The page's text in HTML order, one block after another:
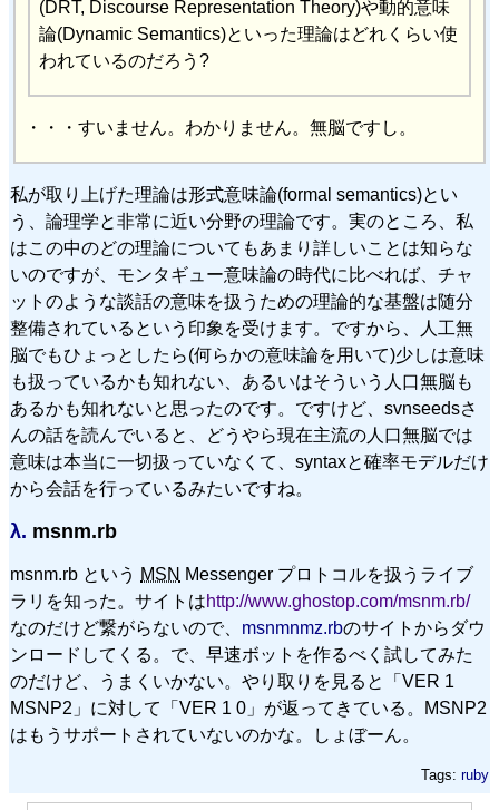
(DRT, Discourse Representation Theory)や動的意味
論(Dynamic Semantics)といった理論はどれくらい使
われているのだろう?
・・・すいません。わかりません。無脳ですし。
私が取り上げた理論は形式意味論(formal semantics)とい
う、論理学と非常に近い分野の理論です。実のところ、私
はこの中のどの理論についてもあまり詳しいことは知らな
いのですが、モンタギュー意味論の時代に比べれば、チャ
ットのような談話の意味を扱うための理論的な基盤は随分
整備されているという印象を受けます。ですから、人工無
脳でもひょっとしたら(何らかの意味論を用いて)少しは意味
も扱っているかも知れない、あるいはそういう人口無脳も
あるかも知れないと思ったのです。ですけど、svnseedsさ
んの話を読んでいると、どうやら現在主流の人口無脳では
意味は本当に一切扱っていなくて、syntaxと確率モデルだけ
から会話を行っているみたいですね。
λ. msnm.rb
msnm.rb という MSN Messenger プロトコルを扱うライブ
ラリを知った。サイトはhttp://www.ghostop.com/msnm.rb/
なのだけど繋がらないので、 msnmnmz.rbのサイトからダウ
ンロードしてくる。で、早速ボットを作るべく試してみた
のだけど、うまくいかない。やり取りを見ると「VER 1
MSNP2」に対して「VER 1 0」が返ってきている。MSNP2
はもうサポートされていないのかな。しょぼーん。
Tags: ruby